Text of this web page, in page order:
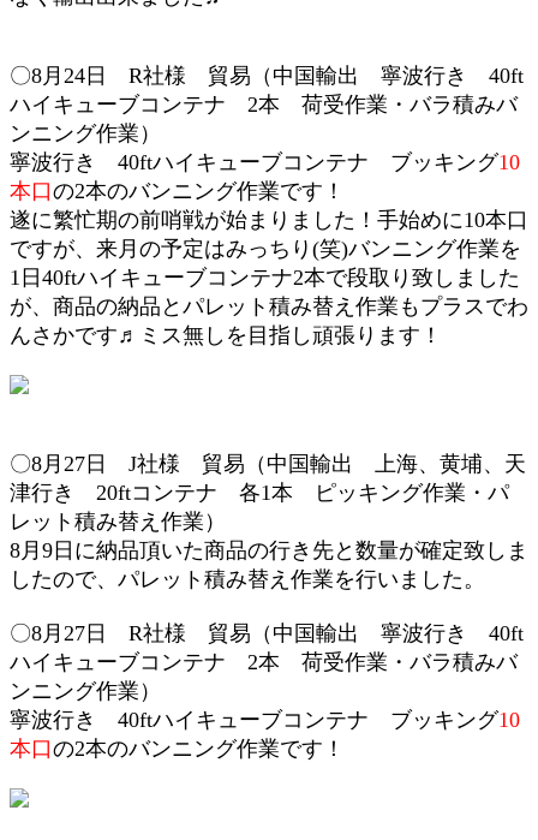
〇8月24日 R社様 貿易（中国輸出 寧波行き 40ft
ハイキューブコンテナ 2本 荷受作業・ バラ積みバ
ンニング作業）
寧波行き 40ftハイキューブコンテナ ブッキング10
本口の2本のバンニング作業です！
遂に繁忙期の前哨戦が始まりました！手始めに10本口
ですが、来月の予定はみっちり(笑)バンニング作業を
1日40ftハイキューブコンテナ2本で段取り致しました
が、商品の納品とパレット積み替え作業もプラスでわ
んさかです♬ミス無しを目指し頑張ります！
〇8月27日 J社様 貿易（ 中国輸出 上海、黄埔、天
津行き 20ftコンテナ 各1本
ピッキング作業・パ
レット積み替え作業 ）
8月9日に納品頂いた商品の行き先と数量が確定致しま
したので、パレット積み替え作業を行いました。
〇8月27日 R社様 貿易（中国輸出 寧波行き 40ft
ハイキューブコンテナ 2本 荷受作業・ バラ積みバ
ンニング作業）
寧波行き 40ftハイキューブコンテナ ブッキング10
本口の2本のバンニング作業です！